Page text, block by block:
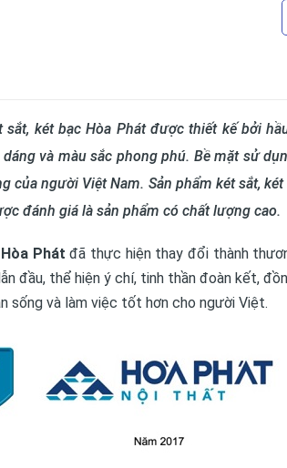
sắt, két bạc Hòa Phát được thiết kế bởi
và màu sắc phong phú. Bề mặt sử
của người Việt Nam. Sản phẩm két sắt,
đánh giá là sản phẩm có chất lượng cao.
Hòa Phát đã thực hiện thay đổi thành
đầu, thể hiện ý chí, tinh thần đoàn kết,
sống và làm việc tốt hơn cho người Việt.